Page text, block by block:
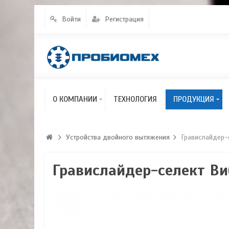
Войти Регистрация
Продукция
О КОМПАНИИ
Команда проектаТЕХНОЛОГИЯ ПРОДУКЦИЯ
Умные кресла
Устройства двойного вытяжения
Гравислайдер-селект